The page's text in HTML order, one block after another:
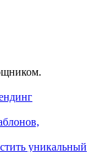
уникальный